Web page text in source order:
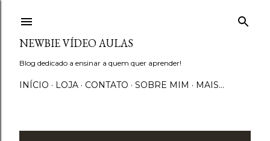
NEWBIE VÍDEO AULAS
Blog dedicado a ensinar a quem quer aprender!
INÍCIO LOJA CONTATO SOBRE MIM MAIS…